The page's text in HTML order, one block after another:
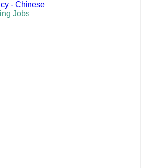
- Chinese
Jobs